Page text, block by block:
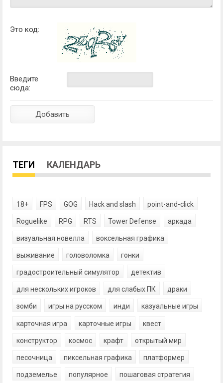
Это код:
Введите
сюда:
ТЕГИ КАЛЕНДАРЬ
18+ FPS GOG Hack and slash point-and-click
Roguelike RPG RTS Tower Defense аркада
визуальная новелла воксельная графика
выживание головоломка гонки
градостроительный симулятор детектив
для нескольких игроков для слабых ПК драки
зомби игры на русском инди казуальные игры
карточная игра карточные игры квест
конструктор космос крафт открытый мир
песочница пиксельная графика платформер
подземелье популярное пошаговая стратегия